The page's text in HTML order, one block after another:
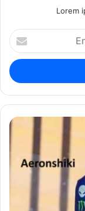
Lorem
Enter
your
Email
address